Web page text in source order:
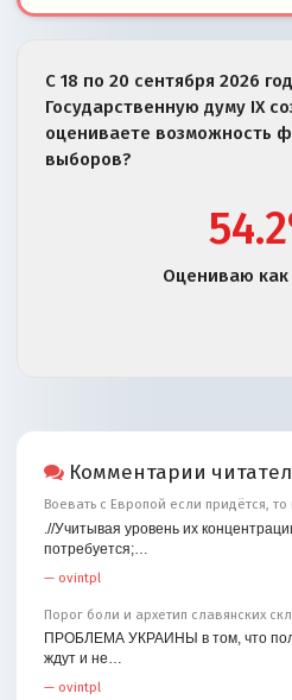
С 18 по 20 сентября 2026
Государственную думу IX
оцениваете возможность
выборов?
Оцениваю
Комментарии
Воевать с Европой если придётся,
.//Учитывая уровень их
потребуется;…
— ovintpl
Порог боли и архетип славянских
ПРОБЛЕМА УКРАИНЫ в том, что
ждут и не…
— ovintpl